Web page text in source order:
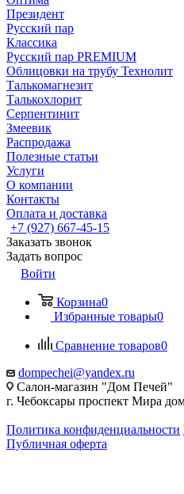
Президент
Русский пар
Классика
Русский пар PREMIUM
Облицовки на трубу Технолит
Талькомагнезит
Талькохлорит
Серпентинит
Змеевик
Распродажа
Полезные статьи
Услуги
О компании
Контакты
Оплата и доставка
+7 (927) 667-45-15
Заказать звонок
Задать вопрос
Войти
Корзина0
Избранные товары0
Сравнение товаров0
dompechei@yandex.ru
Салон-магазин "Дом Печей"
г. Чебоксары проспект Мира
Политика конфиденциальности
Публичная оферта